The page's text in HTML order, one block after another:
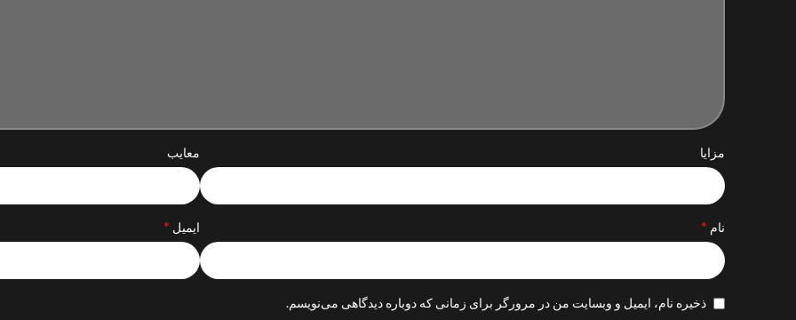
مزایا معایب
نام * ایمیل *
ذخیره نام، ایمیل و وبسایت من در مرورگر برای زمانی که دوباره دیدگاهی می‌نویسم.